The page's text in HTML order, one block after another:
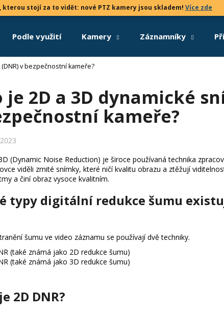
kterou stojí za to vidět: nové PTZ kamery jsou skladem! Více zde
Podle využití Kamery Záznamníky
v bezpečnostní kameře?
je 2D a 3D dynamické
kameře?
(Dynamic Noise Reduction) je široce používaná technika
viděli zrnité snímky, které ničí kvalitu obrazu a ztěžují
a činí obraz vysoce kvalitním.
typy digitální redukce šumu
šumu ve video záznamu se používají dvě techniky.
(také známá jako 2D redukce šumu)
(také známá jako 3D redukce šumu)
2D DNR?
potřebujete najít?
HLEDAT